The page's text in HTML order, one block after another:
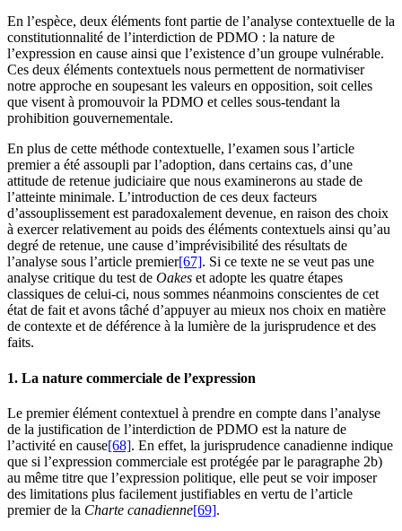
En l’espèce, deux éléments font partie de l’analyse contextuelle de la
constitutionnalité de l’interdiction de PDMO : la nature de
l’expression en cause ainsi que l’existence d’un groupe vulnérable.
Ces deux éléments contextuels nous permettent de normativiser
notre approche en soupesant les valeurs en opposition, soit celles
que visent à promouvoir la PDMO et celles sous-tendant la
prohibition gouvernementale.
En plus de cette méthode contextuelle, l’examen sous l’article
premier a été assoupli par l’adoption, dans certains cas, d’une
attitude de retenue judiciaire que nous examinerons au stade de
l’atteinte minimale. L’introduction de ces deux facteurs
d’assouplissement est paradoxalement devenue, en raison des choix
à exercer relativement au poids des éléments contextuels ainsi qu’au
degré de retenue, une cause d’imprévisibilité des résultats de
l’analyse sous l’article premier[67]. Si ce texte ne se veut pas une
analyse critique du test de Oakes et adopte les quatre étapes
classiques de celui-ci, nous sommes néanmoins conscientes de cet
état de fait et avons tâché d’appuyer au mieux nos choix en matière
de contexte et de déférence à la lumière de la jurisprudence et des
faits.
1. La nature commerciale de l’expression
Le premier élément contextuel à prendre en compte dans l’analyse
de la justification de l’interdiction de PDMO est la nature de
l’activité en cause[68]. En effet, la jurisprudence canadienne indique
que si l’expression commerciale est protégée par le paragraphe 2b)
au même titre que l’expression politique, elle peut se voir imposer
des limitations plus facilement justifiables en vertu de l’article
premier de la Charte canadienne[69].